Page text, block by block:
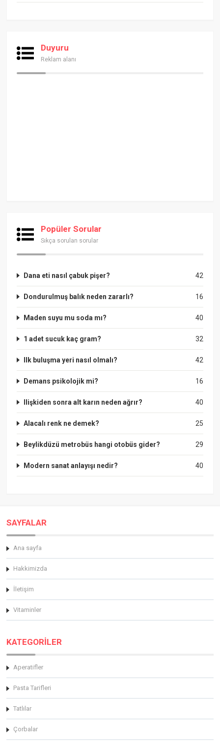
Duyuru
Reklam alanı
Popüler Sorular
Sıkça sorulan sorular
42
Dana eti nasıl çabuk pişer?
16
Dondurulmuş balık neden zararlı?
40
Maden suyu mu soda mı?
32
1 adet sucuk kaç gram?
42
Ilk buluşma yeri nasıl olmalı?
16
Demans psikolojik mi?
40
Ilişkiden sonra alt karın neden ağrır?
25
Alacalı renk ne demek?
29
Beylikdüzü metrobüs hangi otobüs gider?
40
Modern sanat anlayışı nedir?
SAYFALAR
Ana sayfa
Hakkimizda
İletişim
Vitaminler
KATEGORİLER
Aperatifler
Pasta Tarifleri
Tatlılar
Çorbalar